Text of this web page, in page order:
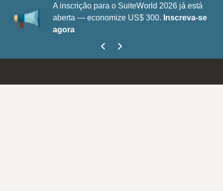
A inscrição para o SuiteWorld 2026 já está
aberta — economize US$ 300. Inscreva-se
agora